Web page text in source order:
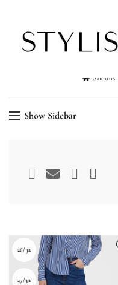
Sākums
Show Sidebar
26/32
27/32